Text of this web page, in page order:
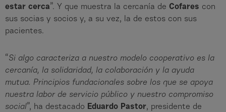
estar cerca”. Y que muestra la cercanía de Cofares con
sus socias y socios y, a su vez, la de estos con sus
pacientes.
“Si algo caracteriza a nuestro modelo cooperativo es la
cercanía, la solidaridad, la colaboración y la ayuda
mutua. Principios fundacionales sobre los que se apoya
nuestra labor de servicio público y nuestro compromiso
social”, ha destacado Eduardo Pastor, presidente de